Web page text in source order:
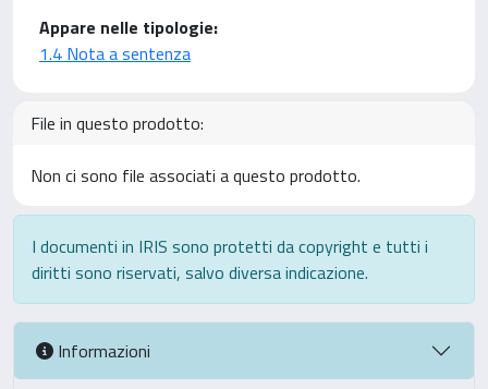
Appare nelle tipologie:
1.4 Nota a sentenza
File in questo prodotto:
Non ci sono file associati a questo prodotto.
I documenti in IRIS sono protetti da copyright e tutti i
diritti sono riservati, salvo diversa indicazione.
Informazioni